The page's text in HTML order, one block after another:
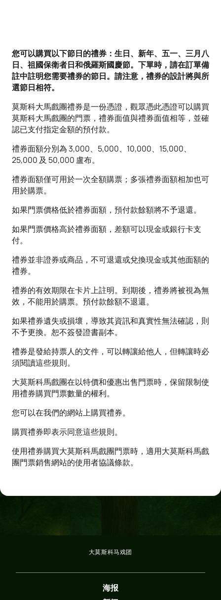
您可以購買以下節日的禮券：生日、新年、五一、三月八
日、祖國保衛者日和俄羅斯國慶節。下單時，請在訂單備
註中註明您需要禮券的節日。請注意，禮券的設計將與所
選節日相符。
莫斯科大馬戲團禮券是一份憑證，觀眾憑此憑證可以購買
莫斯科大馬戲團的門票，禮券面值與禮券面值相等，並確
認已支付指定金額的預付款。
禮券面額分別為 3,000、5,000、10,000、15,000、
25,000 及 50,000 盧布。
禮券面額僅可用於一次全額購票；多張禮券面額相加也可
用於購票。
如果門票價格低於禮券面額，預付款餘額將不予退還。
如果門票價格高於禮券面額，差額可以現金或銀行卡支
付。
禮券並非證券或商品，不可退還或兌換現金或其他面額的
禮券。
禮券的有效期限在卡片上註明。到期後，禮券將被視為無
效，不能用於購票。預付款餘額不退還。
如果禮券遺失或損壞，導致其資訊和真實性無法確認，則
不予更換。恕不簽發證書副本。
禮券是發給持票人的文件，可以轉讓給他人，但轉讓時必
須閱讀這些規則。
大莫斯科馬戲團在以特價和優惠出售門票時，保留限制使
用禮券購買門票數量的權利。
您可以在我們的網站上購買禮券。
購買禮券即表示同意這些規則。
使用禮券購買大莫斯科馬戲團門票時，適用大莫斯科馬戲
團門票銷售網站的使用者協議條款。
大莫斯科马戏团
海报